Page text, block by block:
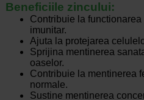
Beneficiile zincului:
Contribuie la
imunitar.
Ajuta la protejarea
Sprijina mentinerea
oaselor.
Contribuie la mentinerea
normale.
Sustine mentinerea